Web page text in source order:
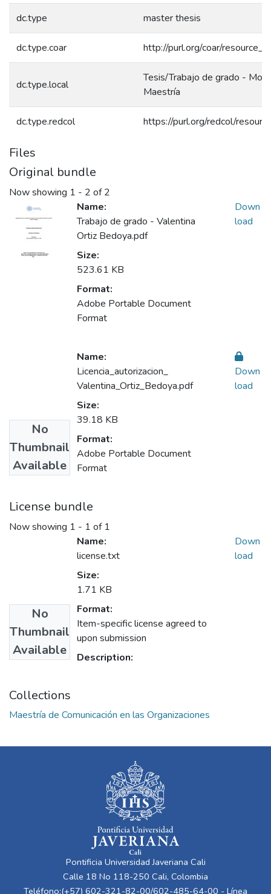
dc.type master thesis
dc.type.coar http://purl.org/coar/
dc.type.local
Tesis/Trabajo de grado -
Maestría
dc.type.redcol https://purl.org/redcol/
Files
Original bundle
Now showing 1 - 2 of 2
Name:
Trabajo de grado - Valentina
Ortiz Bedoya.pdf
Size:
523.61 KB
Format:
Adobe Portable Document
Format
Down
load
No
Thumbnail
Available
Name:
Licencia_autorizacion_
Valentina_Ortiz_Bedoya.pdf
Size:
39.18 KB
Format:
Adobe Portable Document
Format
Down
load
License bundle
Now showing 1 - 1 of 1
No
Thumbnail
Available
Name:
license.txt
Size:
1.71 KB
Format:
Item-specific license agreed to
upon submission
Description:
Down
load
Collections
Maestría de Comunicación en las Organizaciones
Pontificia Universidad Javeriana Cali
Calle 18 No 118-250 Cali, Colombia
Teléfono:(+57) 602-321-82-00/602-485-64-00 - Línea